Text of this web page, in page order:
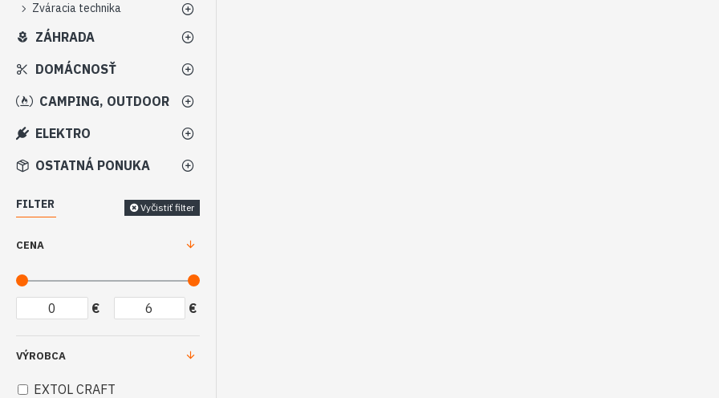
Zváracia technika
ZÁHRADA
DOMÁCNOSŤ
CAMPING, OUTDOOR
ELEKTRO
OSTATNÁ PONUKA
FILTER Vyčistiť filter
CENA
€ €
VÝROBCA
EXTOL CRAFT